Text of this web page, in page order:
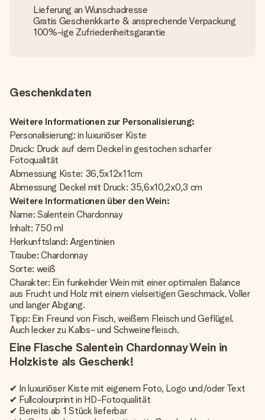
Lieferung an Wunschadresse
Gratis Geschenkkarte & ansprechende Verpackung
100%-ige Zufriedenheitsgarantie
Geschenkdaten
Weitere Informationen zur Personalisierung:
Personalisierung: in luxuriöser Kiste
Druck: Druck auf dem Deckel in gestochen scharfer
Fotoqualität
Abmessung Kiste: 36,5x12x11cm
Abmessung Deckel mit Druck: 35,6x10,2x0,3 cm
Weitere Informationen über den Wein:
Name: Salentein Chardonnay
Inhalt: 750 ml
Herkunftsland: Argentinien
Traube: Chardonnay
Sorte: weiß
Charakter: Ein funkelnder Wein mit einer optimalen Balance
aus Frucht und Holz mit einem vielseitigen Geschmack. Voller
und langer Abgang.
Tipp: Ein Freund von Fisch, weißem Fleisch und Geflügel.
Auch lecker zu Kalbs- und Schweinefleisch.
Eine Flasche Salentein Chardonnay Wein in
Holzkiste als Geschenk!
✔ In luxuriöser Kiste mit eigenem Foto, Logo und/oder Text
✔ Fullcolourprint in HD-Fotoqualität
✔ Bereits ab 1 Stück lieferbar